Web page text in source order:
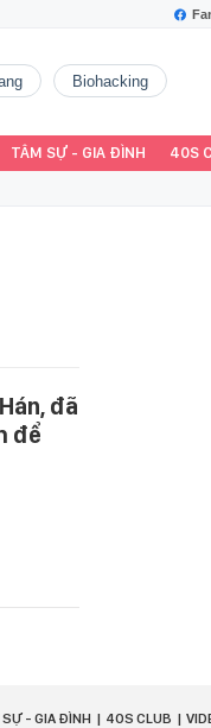
Biohacking
TÂM SỰ - GIA ĐÌNH 40S
đã
để
SỰ - GIA ĐÌNH 40S CLUB